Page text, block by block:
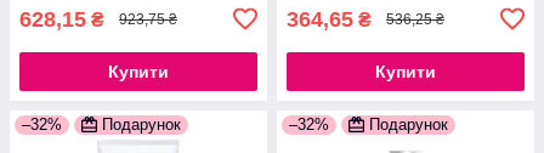
628,15 ₴ 923,75 ₴
Купити
364,65 ₴ 536,25 ₴
Купити
–32% Подарунок –32% Подарунок